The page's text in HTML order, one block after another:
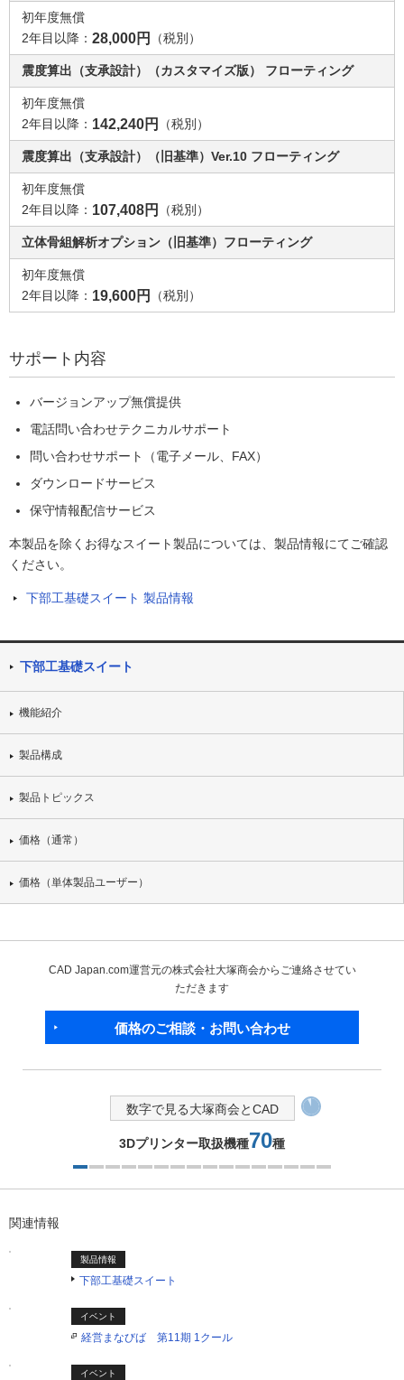
初年度無償
2年目以降： 28,000円 （税別）
震度算出（支承設計）（カスタマイズ版） フローティング
初年度無償
2年目以降： 142,240円 （税別）
震度算出（支承設計）（旧基準）Ver.10 フローティング
初年度無償
2年目以降： 107,408円 （税別）
立体骨組解析オプション（旧基準）フローティング
初年度無償
2年目以降： 19,600円 （税別）
サポート内容
バージョンアップ無償提供
電話問い合わせテクニカルサポート
問い合わせサポート（電子メール、FAX）
ダウンロードサービス
保守情報配信サービス
本製品を除くお得なスイート製品については、製品情報にてご確認
ください。
下部工基礎スイート 製品情報
下部工基礎スイート
機能紹介
製品構成
製品トピックス
価格（通常）
価格（単体製品ユーザー）
CAD Japan.com運営元の株式会社大塚商会からご連絡させてい
ただきます
価格のご相談・お問い合わせ
数字で見る大塚商会とCAD
3Dプリンター取扱機種70種
関連情報
製品情報
下部工基礎スイート
イベント
経営まなびば 第11期 1クール
イベント